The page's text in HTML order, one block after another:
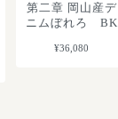
第二章 岡山産デ
ニムぼれろ BK
¥36,080